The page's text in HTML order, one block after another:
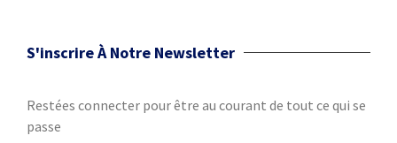
S'inscrire À Notre Newsletter
Restées connecter pour être au courant de tout ce qui se
passe